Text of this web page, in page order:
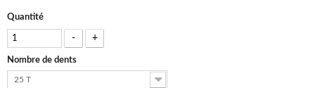
Quantité
- +
Nombre de dents
25 T